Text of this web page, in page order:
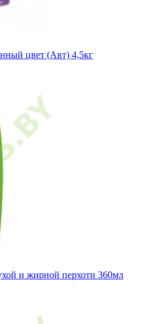
цвет (Авт) 4,5кг
и жирной перхоти 360мл